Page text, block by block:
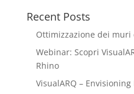
Recent Posts
Ottimizzazione dei
Webinar: Scopri
Rhino
VisualARQ –